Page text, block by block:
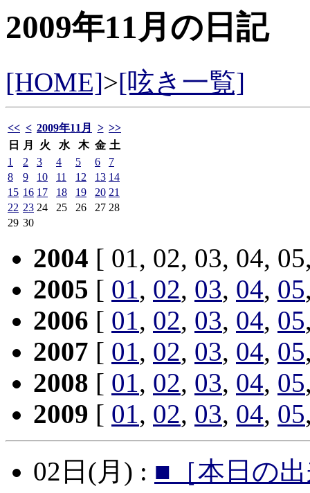
2009年11月の日記
[HOME]>[呟き一覧]
<< < 2009年11月 > >>
日
月 火 水 木 金 土
1
2 3 4 5 6
7
8
9 10 11 12 13 14
15 16 17 18 19 20 21
22 23 24 25 26 27 28
29 30
2004 [ 01, 02, 03, 04,
2005 [ 01, 02, 03, 04, 05
2006 [ 01, 02, 03, 04, 05
2007 [ 01, 02, 03, 04, 05
2008 [ 01, 02, 03, 04, 05
2009 [ 01, 02, 03, 04, 05
02日(月) : ■［本日の